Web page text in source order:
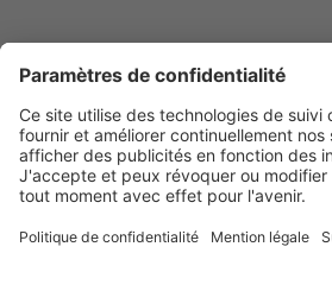
VOGELSANG BELGIUM N.V.
Slingerstraat 50
8820 Torhout
Belgique